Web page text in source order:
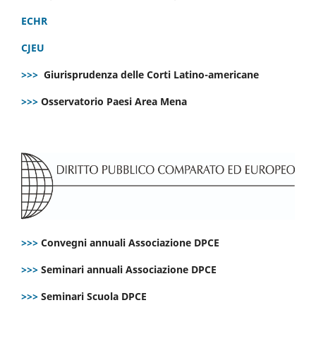
ECHR
CJEU
>>> Giurisprudenza delle Corti Latino-americane
>>> Osservatorio Paesi Area Mena
>>> Convegni annuali Associazione DPCE
>>> Seminari annuali Associazione DPCE
>>> Seminari Scuola DPCE